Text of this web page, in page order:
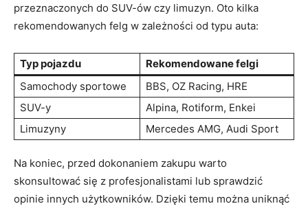
przeznaczonych do SUV-ów czy limuzyn. Oto kilka
rekomendowanych felg w zależności od typu auta:
Typ pojazdu
Rekomendowane felgi
Samochody sportowe
BBS, OZ Racing, HRE
SUV-y
Alpina, Rotiform, Enkei
Limuzyny
Mercedes AMG, Audi Sport
Na koniec, przed dokonaniem zakupu warto
skonsultować się z profesjonalistami lub sprawdzić
opinie innych użytkowników. Dzięki temu można uniknąć